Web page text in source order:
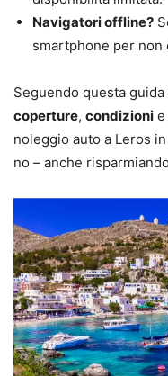
Navigatori offline?
smartphone per non
Seguendo questa
coperture, condizioni e
noleggio auto a Leros
no – anche